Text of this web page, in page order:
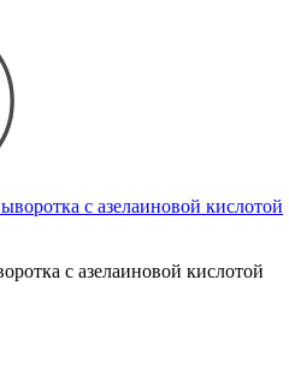
с азелаиновой кислотой